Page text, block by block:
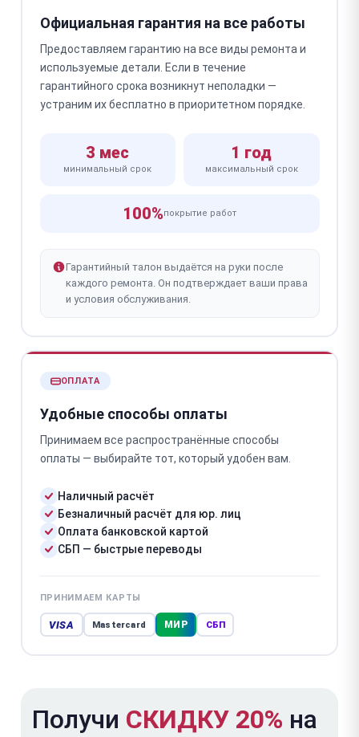
Официальная гарантия на все работы
Предоставляем гарантию на все виды ремонта и
используемые детали. Если в течение
гарантийного срока возникнут неполадки —
устраним их бесплатно в приоритетном порядке.
3 мес
минимальный срок
1 год
максимальный срок
100%покрытие работ
Гарантийный талон выдаётся на руки после
каждого ремонта. Он подтверждает ваши права
и условия обслуживания.
ОПЛАТА
Удобные способы оплаты
Принимаем все распространённые способы
оплаты — выбирайте тот, который удобен вам.
Наличный расчёт
Безналичный расчёт для юр. лиц
Оплата банковской картой
СБП — быстрые переводы
ПРИНИМАЕМ КАРТЫ
VISA Mastercard МИР СБП
Получи СКИДКУ 20% на